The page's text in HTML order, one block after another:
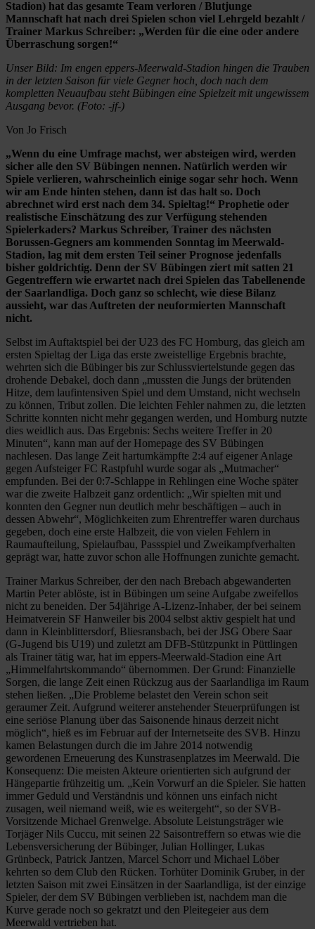
Stadion) hat das gesamte Team verloren / Blutjunge
Mannschaft hat nach drei Spielen schon viel Lehrgeld bezahlt /
Trainer Markus Schreiber: „Werden für die eine oder andere
Überraschung sorgen!“
Unser Bild: Im engen eppers-Meerwald-Stadion hingen die Trauben
in der letzten Saison für viele Gegner hoch, doch nach dem
kompletten Neuaufbau steht Bübingen eine Spielzeit mit ungewissem
Ausgang bevor. (Foto: -jf-)
Von Jo Frisch
„Wenn du eine Umfrage machst, wer absteigen wird, werden
sicher alle den SV Bübingen nennen. Natürlich werden wir
Spiele verlieren, wahrscheinlich einige sogar sehr hoch. Wenn
wir am Ende hinten stehen, dann ist das halt so. Doch
abrechnet wird erst nach dem 34. Spieltag!“ Prophetie oder
realistische Einschätzung des zur Verfügung stehenden
Spielerkaders? Markus Schreiber, Trainer des nächsten
Borussen-Gegners am kommenden Sonntag im Meerwald-
Stadion, lag mit dem ersten Teil seiner Prognose jedenfalls
bisher goldrichtig. Denn der SV Bübingen ziert mit satten 21
Gegentreffern wie erwartet nach drei Spielen das Tabellenende
der Saarlandliga. Doch ganz so schlecht, wie diese Bilanz
aussieht, war das Auftreten der neuformierten Mannschaft
nicht.
Selbst im Auftaktspiel bei der U23 des FC Homburg, das gleich am
ersten Spieltag der Liga das erste zweistellige Ergebnis brachte,
wehrten sich die Bübinger bis zur Schlussviertelstunde gegen das
drohende Debakel, doch dann „mussten die Jungs der brütenden
Hitze, dem laufintensiven Spiel und dem Umstand, nicht wechseln
zu können, Tribut zollen. Die leichten Fehler nahmen zu, die letzten
Schritte konnten nicht mehr gegangen werden, und Homburg nutzte
dies weidlich aus. Das Ergebnis: Sechs weitere Treffer in 20
Minuten“, kann man auf der Homepage des SV Bübingen
nachlesen. Das lange Zeit hartumkämpfte 2:4 auf eigener Anlage
gegen Aufsteiger FC Rastpfuhl wurde sogar als „Mutmacher“
empfunden. Bei der 0:7-Schlappe in Rehlingen eine Woche später
war die zweite Halbzeit ganz ordentlich: „Wir spielten mit und
konnten den Gegner nun deutlich mehr beschäftigen – auch in
dessen Abwehr“, Möglichkeiten zum Ehrentreffer waren durchaus
gegeben, doch eine erste Halbzeit, die von vielen Fehlern in
Raumaufteilung, Spielaufbau, Passspiel und Zweikampfverhalten
geprägt war, hatte zuvor schon alle Hoffnungen zunichte gemacht.
Trainer Markus Schreiber, der den nach Brebach abgewanderten
Martin Peter ablöste, ist in Bübingen um seine Aufgabe zweifellos
nicht zu beneiden. Der 54jährige A-Lizenz-Inhaber, der bei seinem
Heimatverein SF Hanweiler bis 2004 selbst aktiv gespielt hat und
dann in Kleinblittersdorf, Bliesransbach, bei der JSG Obere Saar
(G-Jugend bis U19) und zuletzt am DFB-Stützpunkt in Püttlingen
als Trainer tätig war, hat im eppers-Meerwald-Stadion eine Art
„Himmelfahrtskommando“ übernommen. Der Grund: Finanzielle
Sorgen, die lange Zeit einen Rückzug aus der Saarlandliga im Raum
stehen ließen. „Die Probleme belastet den Verein schon seit
geraumer Zeit. Aufgrund weiterer anstehender Steuerprüfungen ist
eine seriöse Planung über das Saisonende hinaus derzeit nicht
möglich“, hieß es im Februar auf der Internetseite des SVB. Hinzu
kamen Belastungen durch die im Jahre 2014 notwendig
gewordenen Erneuerung des Kunstrasenplatzes im Meerwald. Die
Konsequenz: Die meisten Akteure orientierten sich aufgrund der
Hängepartie frühzeitig um. „Kein Vorwurf an die Spieler. Sie hatten
immer Geduld und Verständnis und können uns einfach nicht
zusagen, weil niemand weiß, wie es weitergeht“, so der SVB-
Vorsitzende Michael Grenwelge. Absolute Leistungsträger wie
Torjäger Nils Cuccu, mit seinen 22 Saisontreffern so etwas wie die
Lebensversicherung der Bübinger, Julian Hollinger, Lukas
Grünbeck, Patrick Jantzen, Marcel Schorr und Michael Löber
kehrten so dem Club den Rücken. Torhüter Dominik Gruber, in der
letzten Saison mit zwei Einsätzen in der Saarlandliga, ist der einzige
Spieler, der dem SV Bübingen verblieben ist, nachdem man die
Kurve gerade noch so gekratzt und den Pleitegeier aus dem
Meerwald vertrieben hat.